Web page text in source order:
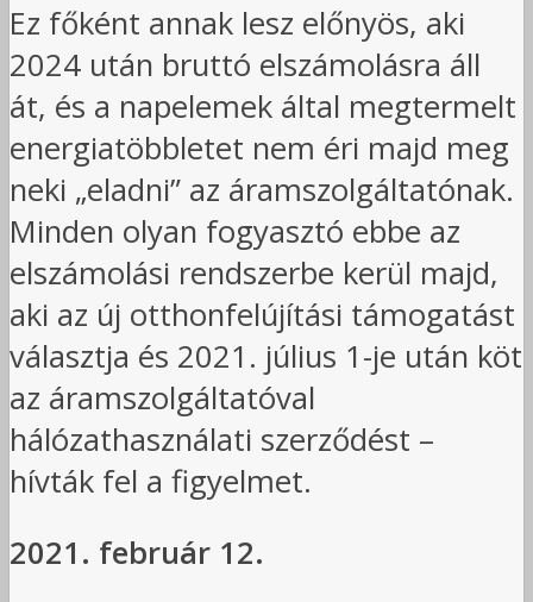
Ez főként annak lesz előnyös, aki
2024 után bruttó elszámolásra áll
át, és a napelemek által megtermelt
energiatöbbletet nem éri majd meg
neki „eladni” az áramszolgáltatónak.
Minden olyan fogyasztó ebbe az
elszámolási rendszerbe kerül majd,
aki az új otthonfelújítási támogatást
választja és 2021. július 1-je után köt
az áramszolgáltatóval
hálózathasználati szerződést –
hívták fel a figyelmet.
2021. február 12.